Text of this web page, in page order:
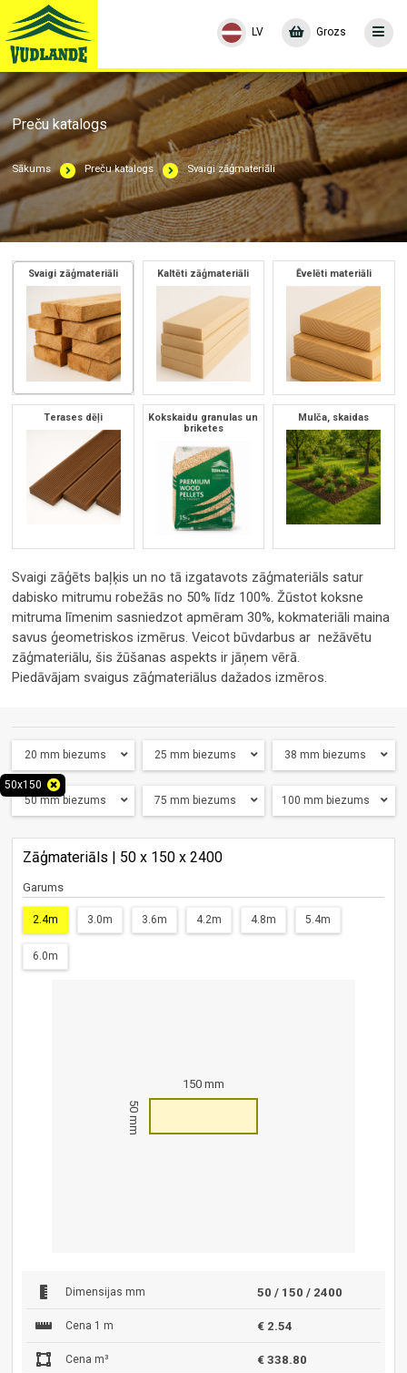
Grozs
LV
Preču katalogs
Sākums Preču katalogs Svaigi zāģmateriāli
Svaigi zāģmateriāli Kaltēti zāģmateriāli Ēvelēti materiāli
Terases dēļi
Kokskaidu granulas un
briketes
Mulča, skaidas
Svaigi zāģēts baļķis un no tā izgatavots zāģmateriāls satur
dabisko mitrumu robežās no 50% līdz 100%.Žūstot koksne
mitruma līmenim sasniedzot apmēram 30%, kokmateriāli maina
savus ģeometriskos izmērus. Veicot būvdarbus ar nežāvētu
zāģmateriālu, šis žūšanas aspekts ir jāņem vērā.
Piedāvājam svaigus zāģmateriālus dažados izmēros.
20 mm biezums 25 mm biezums 38 mm biezums
50 mm biezums
50x150
75 mm biezums
100 mm biezums
Zāģmateriāls | 50 x 150 x 2400
Garums
2.4m 3.0m 3.6m 4.2m 4.8m 5.4m
6.0m
150 mm
50 mm
Dimensijas mm 50 / 150 / 2400
Cena 1 m € 2.54
Cena m³ € 338.80